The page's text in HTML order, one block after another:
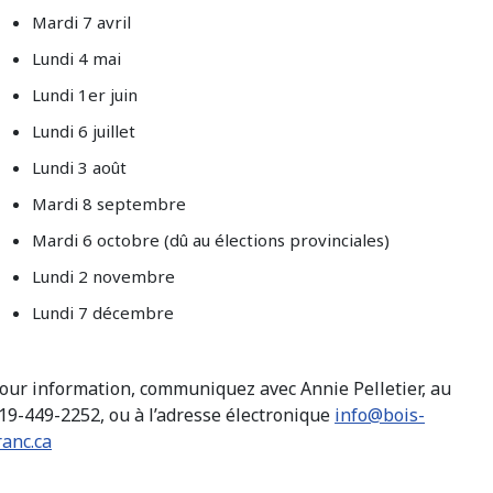
Mardi 7 avril
Lundi 4 mai
Lundi 1er juin
Lundi 6 juillet
Lundi 3 août
Mardi 8 septembre
Mardi 6 octobre (dû au élections provinciales)
Lundi 2 novembre
Lundi 7 décembre
information, communiquez avec Annie Pelletier, au
449-2252, ou à l’adresse électronique info@bois-